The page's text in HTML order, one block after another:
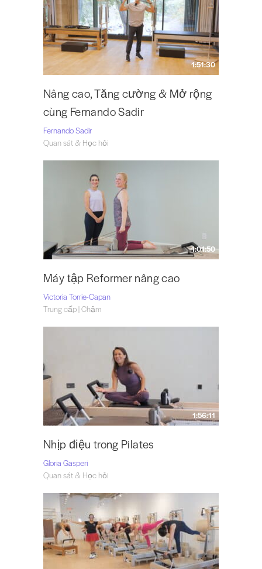
1:51:30
Nâng cao, Tăng cường & Mở rộng
cùng Fernando Sadir
Fernando Sadir
Quan sát & Học hỏi
1:01:50
Máy tập Reformer nâng cao
Victoria Torrie-Capan
Trung cấp | Chậm
1:56:11
Nhịp điệu trong Pilates
Gloria Gasperi
Quan sát & Học hỏi